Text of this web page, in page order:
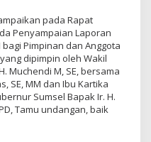
pada Rapat
Penyampaian Laporan
Pimpinan dan Anggota
dipimpin oleh Wakil
Muchendi M, SE, bersama
SE, MM dan Ibu Kartika
Sumsel Bapak Ir. H.
Tamu undangan, baik